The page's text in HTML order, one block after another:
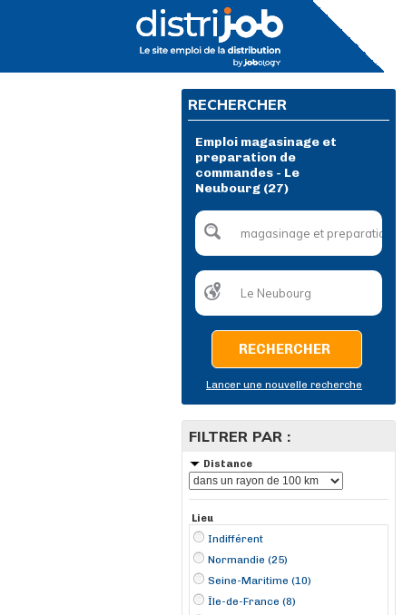
RECHERCHER
Emploi magasinage et
preparation de
commandes - Le
Neubourg (27)
RECHERCHER
Lancer une nouvelle recherche
FILTRER PAR :
Distance
Lieu
Indifférent
Normandie (25)
Seine-Maritime (10)
Île-de-France (8)